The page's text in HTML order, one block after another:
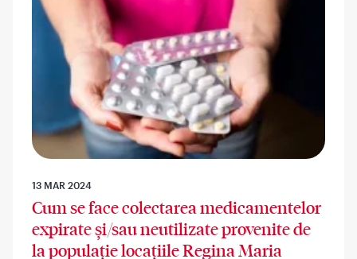
13 MAR 2024
Cum se face colectarea medicamentelor
expirate și/sau neutilizate provenite de
la populație locațiile Regina Maria